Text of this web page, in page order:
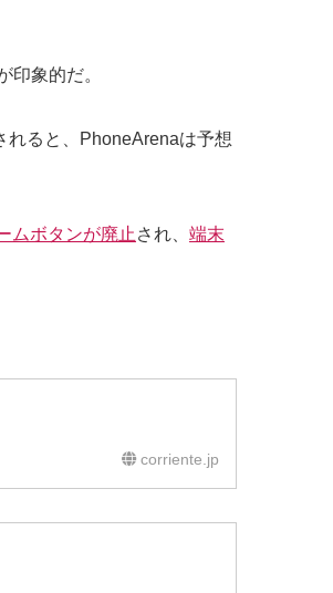
印象的だ。
れると、PhoneArenaは予想
ムボタンが廃止 され、 端末
corriente.jp